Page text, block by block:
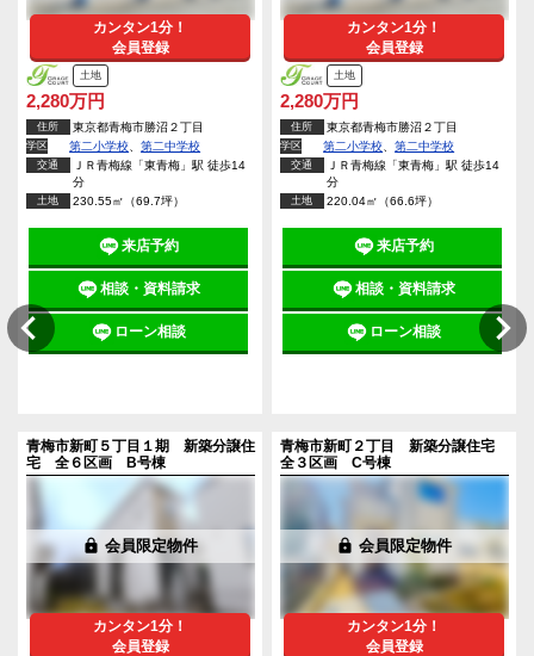
カンタン1分！
会員登録
土地
2,280万円
住所 東京都青梅市勝沼２丁目
学区 第二小学校 、第二中学校
交通
ＪＲ青梅線「東青梅」駅 徒歩14
分
土地 230.55㎡（69.7坪）
来店予約
相談・資料請求
ローン相談
カンタン1分！
会員登録
土地
2,280万円
住所 東京都青梅市勝沼２丁目
学区 第二小学校 、第二中学校
交通
ＪＲ青梅線「東青梅」駅 徒歩14
分
土地 220.04㎡（66.6坪）
来店予約
相談・資料請求
ローン相談
青梅市新町５丁目１期 新築分譲住
宅 全６区画 B号棟
lock 会員限定物件
カンタン1分！
会員登録
青梅市新町２丁目 新築分譲住宅
全３区画 C号棟
lock 会員限定物件
カンタン1分！
会員登録